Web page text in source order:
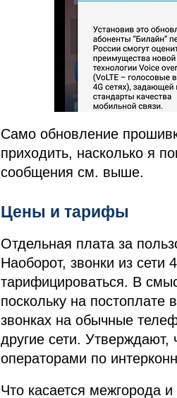
Само обновление
приходить, насколько я
сообщения см. выше.
Цены и тарифы
Отдельная плата за
Наоборот, звонки из сети
тарифицироваться. В
поскольку на
звонках на обычные
другие сети. Утверждают,
операторами по
Что касается межгорода